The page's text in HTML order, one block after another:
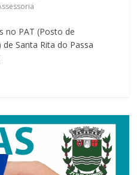
no PAT (Posto de
Santa Rita do Passa